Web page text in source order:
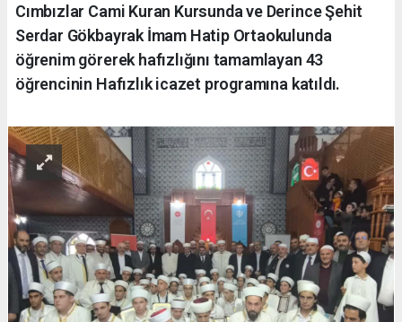
Cımbızlar Cami Kuran Kursunda ve Derince Şehit
Serdar Gökbayrak İmam Hatip Ortaokulunda
öğrenim görerek hafızlığını tamamlayan 43
öğrencinin Hafızlık icazet programına katıldı.